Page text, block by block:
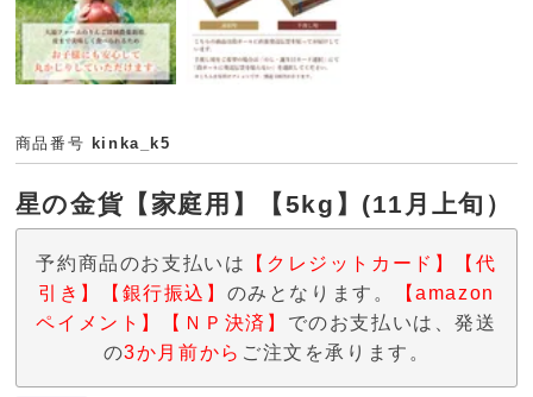
商品番号 kinka_k5
星の金貨【家庭用】【5kg】(11月上旬）
予約商品のお支払いは
【クレジットカード】【代
引き】【銀行振込】 のみとなります。
【amazon
ペイメント】【ＮＰ決済】 でのお支払いは、発送
の3か月前から ご注文を承ります。